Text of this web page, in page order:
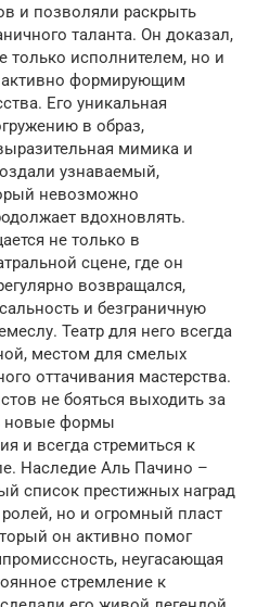
и позволяли раскрыть
таланта. Он доказал,
только исполнителем, но и
формирующим
Его уникальная
в образ,
мимика и
узнаваемый,
невозможно
вдохновлять.
не только в
сцене, где он
возвращался,
и безграничную
Театр для него всегда
местом для смелых
оттачивания мастерства.
не бояться выходить за
новые формы
и всегда стремиться к
Наследие Аль Пачино –
список престижных наград
но и огромный пласт
он активно помог
неугасающая
стремление к